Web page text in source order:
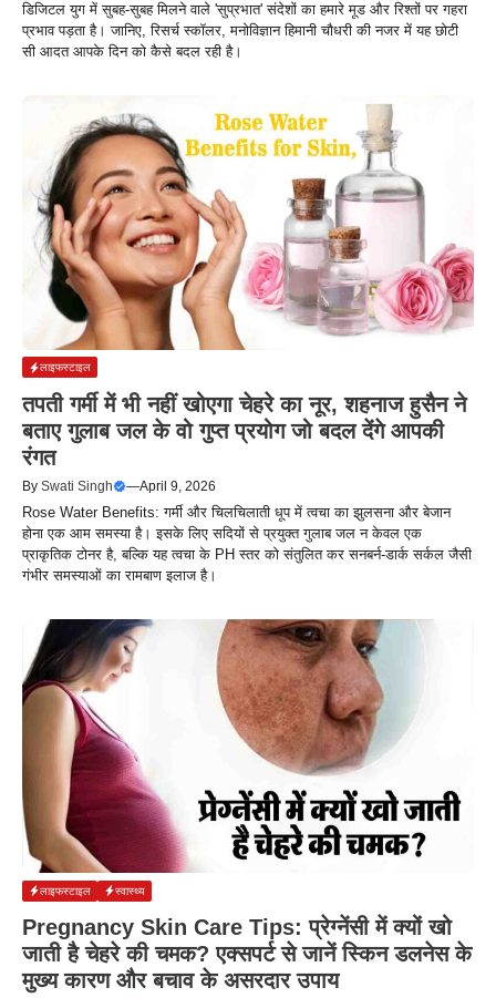
डिजिटल युग में सुबह-सुबह मिलने वाले 'सुप्रभात' संदेशों का हमारे मूड और रिश्तों पर गहरा
प्रभाव पड़ता है। जानिए, रिसर्च स्कॉलर, मनोविज्ञान हिमानी चौधरी की नजर में यह छोटी
सी आदत आपके दिन को कैसे बदल रही है।
लाइफस्टाइल
तपती गर्मी में भी नहीं खोएगा चेहरे का नूर, शहनाज हुसैन ने
बताए गुलाब जल के वो गुप्त प्रयोग जो बदल देंगे आपकी
रंगत
By Swati Singh —April 9, 2026
Rose Water Benefits: गर्मी और चिलचिलाती धूप में त्वचा का झुलसना और बेजान
होना एक आम समस्या है। इसके लिए सदियों से प्रयुक्त गुलाब जल न केवल एक
प्राकृतिक टोनर है, बल्कि यह त्वचा के PH स्तर को संतुलित कर सनबर्न-डार्क सर्कल जैसी
गंभीर समस्याओं का रामबाण इलाज है।
लाइफस्टाइल स्वास्थ्य
Pregnancy Skin Care Tips: प्रेग्नेंसी में क्यों खो
जाती है चेहरे की चमक? एक्सपर्ट से जानें स्किन डलनेस के
मुख्य कारण और बचाव के असरदार उपाय